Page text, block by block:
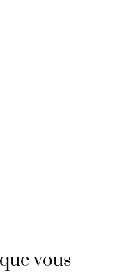
vous